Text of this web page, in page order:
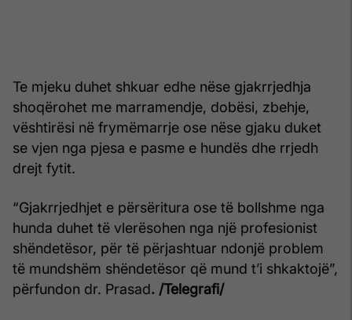
Te mjeku duhet shkuar edhe nëse gjakrrjedhja
shoqërohet me marramendje, dobësi, zbehje,
vështirësi në frymëmarrje ose nëse gjaku duket
se vjen nga pjesa e pasme e hundës dhe rrjedh
drejt fytit.
“Gjakrrjedhjet e përsëritura ose të bollshme nga
hunda duhet të vlerësohen nga një profesionist
shëndetësor, për të përjashtuar ndonjë problem
të mundshëm shëndetësor që mund t’i shkaktojë”,
përfundon dr. Prasad. /Telegrafi/